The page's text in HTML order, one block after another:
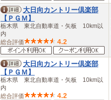
大日向カントリー倶楽部
【ＰＧＭ】
栃木県 東北自動車道・矢板 10km以
内
総合評価
4.2
大日向カントリー倶楽部
【ＰＧＭ】
栃木県 東北自動車道・矢板 10km以
内
総合評価
4.2